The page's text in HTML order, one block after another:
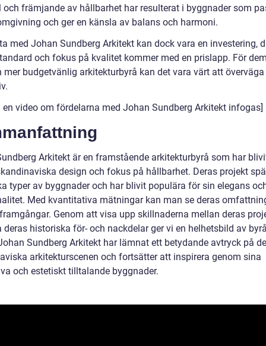
och främjande av hållbarhet har resulterat i byggnader som
och ger en känsla av balans och harmoni.
med Johan Sundberg Arkitekt kan dock vara en investering,
och fokus på kvalitet kommer med en prislapp. För
mer budgetvänlig arkitekturbyrå kan det vara värt att
en video om fördelarna med Johan Sundberg Arkitekt infogas]
Arkitekt är en framstående arkitekturbyrå som har
design och fokus på hållbarhet. Deras projekt
typer av byggnader och har blivit populära för sin elegans
Med kvantitativa mätningar kan man se deras
Genom att visa upp skillnaderna mellan deras
deras historiska för- och nackdelar ger vi en helhetsbild av
Sundberg Arkitekt har lämnat ett betydande avtryck på
arkitekturscenen och fortsätter att inspirera genom sina
och estetiskt tilltalande byggnader.